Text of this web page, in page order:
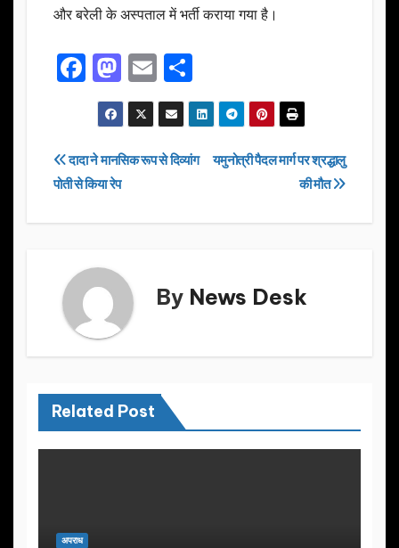
और बरेली के अस्पताल में भर्ती कराया गया है।
F
a
c
e
b
k
M
a
st
o
d
E
m
ail
h
ar
e
Post
navigation
यमुनोत्री पैदल मार्ग पर श्रद्धालु
की मौत
दादा ने मानसिक रूप से दिव्यांग
पोती से किया रेप
By News Desk
Related Post
अपराध